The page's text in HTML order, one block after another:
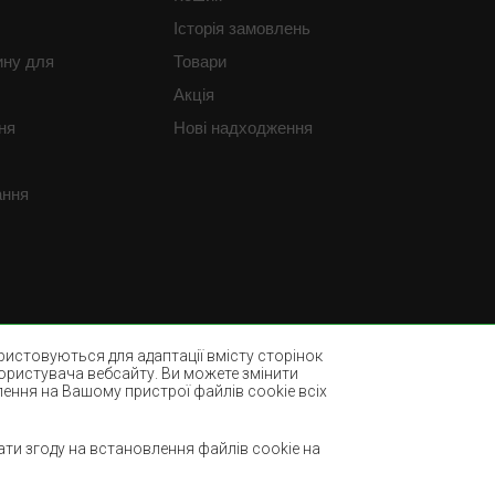
для адаптації вмісту сторінок
вебсайту. Ви можете змінити
на Вашому пристрої файлів cookie всіх
згоду на встановлення файлів cookie на
для
Історія замовлень
Товари
Акція
Нові надходження
Світло-коричневі килими